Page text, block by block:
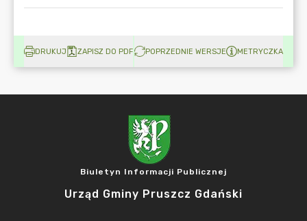
DRUKUJ ZAPISZ DO PDF POPRZEDNIE WERSJE METRYCZKA
Biuletyn Informacji Publicznej
Urząd Gminy Pruszcz Gdański